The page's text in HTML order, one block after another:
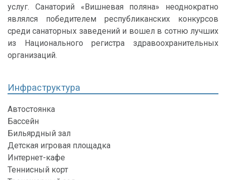
услуг. Санаторий «Вишневая поляна» неоднократно
являлся победителем республиканских конкурсов
среди санаторных заведений и вошел в сотню лучших
из Национального регистра здравоохранительных
организаций.
Инфраструктура
Автостоянка
Бассейн
Бильярдный зал
Детская игровая площадка
Интернет-кафе
Теннисный корт